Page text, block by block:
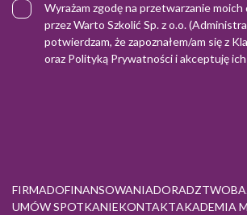
Wyrażam zgodę na przetwarzanie
przez Warto Szkolić Sp. z o.o.
potwierdzam, że zapoznałem/am się z
oraz Polityką Prywatnościi akceptuję
FIRMADOFINANSOWANIADORADZTWO
UMÓW SPOTKANIEKONTAKTAKADEMIA